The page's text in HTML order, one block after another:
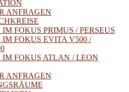
ANFRAGEN
FOKUS PRIMUS / PERSEUS
IM FOKUS EVITA V500 /
IM FOKUS ATLAN / LEON
ANFRAGEN